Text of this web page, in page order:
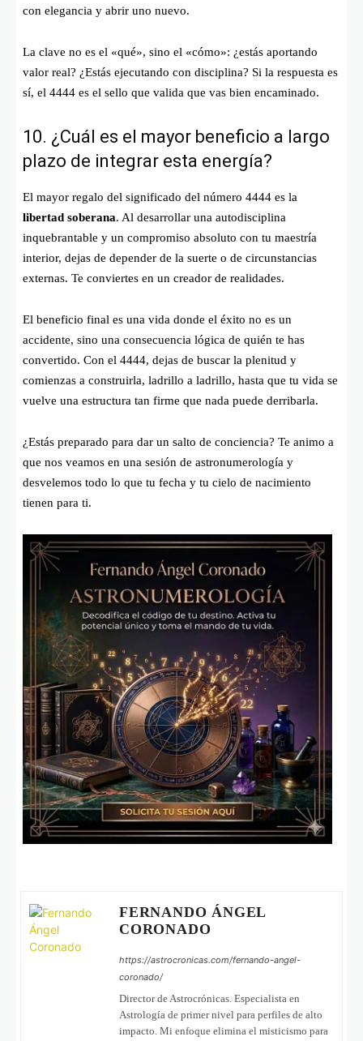
con elegancia y abrir uno nuevo.
La clave no es el «qué», sino el «cómo»: ¿estás aportando
valor real? ¿Estás ejecutando con disciplina? Si la respuesta es
sí, el 4444 es el sello que valida que vas bien encaminado.
10. ¿Cuál es el mayor beneficio a largo
plazo de integrar esta energía?
El mayor regalo del significado del número 4444 es la
libertad soberana. Al desarrollar una autodisciplina
inquebrantable y un compromiso absoluto con tu maestría
interior, dejas de depender de la suerte o de circunstancias
externas. Te conviertes en un creador de realidades.
El beneficio final es una vida donde el éxito no es un
accidente, sino una consecuencia lógica de quién te has
convertido. Con el 4444, dejas de buscar la plenitud y
comienzas a construirla, ladrillo a ladrillo, hasta que tu vida se
vuelve una estructura tan firme que nada puede derribarla.
¿Estás preparado para dar un salto de conciencia? Te animo a
que nos veamos en una sesión de astronumerología y
desvelemos todo lo que tu fecha y tu cielo de nacimiento
tienen para ti.
FERNANDO ÁNGEL
CORONADO
https://astrocronicas.com/fernando-angel-
coronado/
Director de Astrocrónicas. Especialista en
Astrología de primer nivel para perfiles de alto
impacto. Mi enfoque elimina el misticismo para